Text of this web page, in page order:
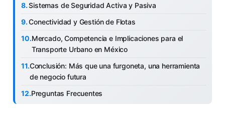
Sistemas de Seguridad Activa y Pasiva
Conectividad y Gestión de Flotas
Mercado, Competencia e Implicaciones para el
Transporte Urbano en México
Conclusión: Más que una furgoneta, una herramienta
de negocio futura
Preguntas Frecuentes